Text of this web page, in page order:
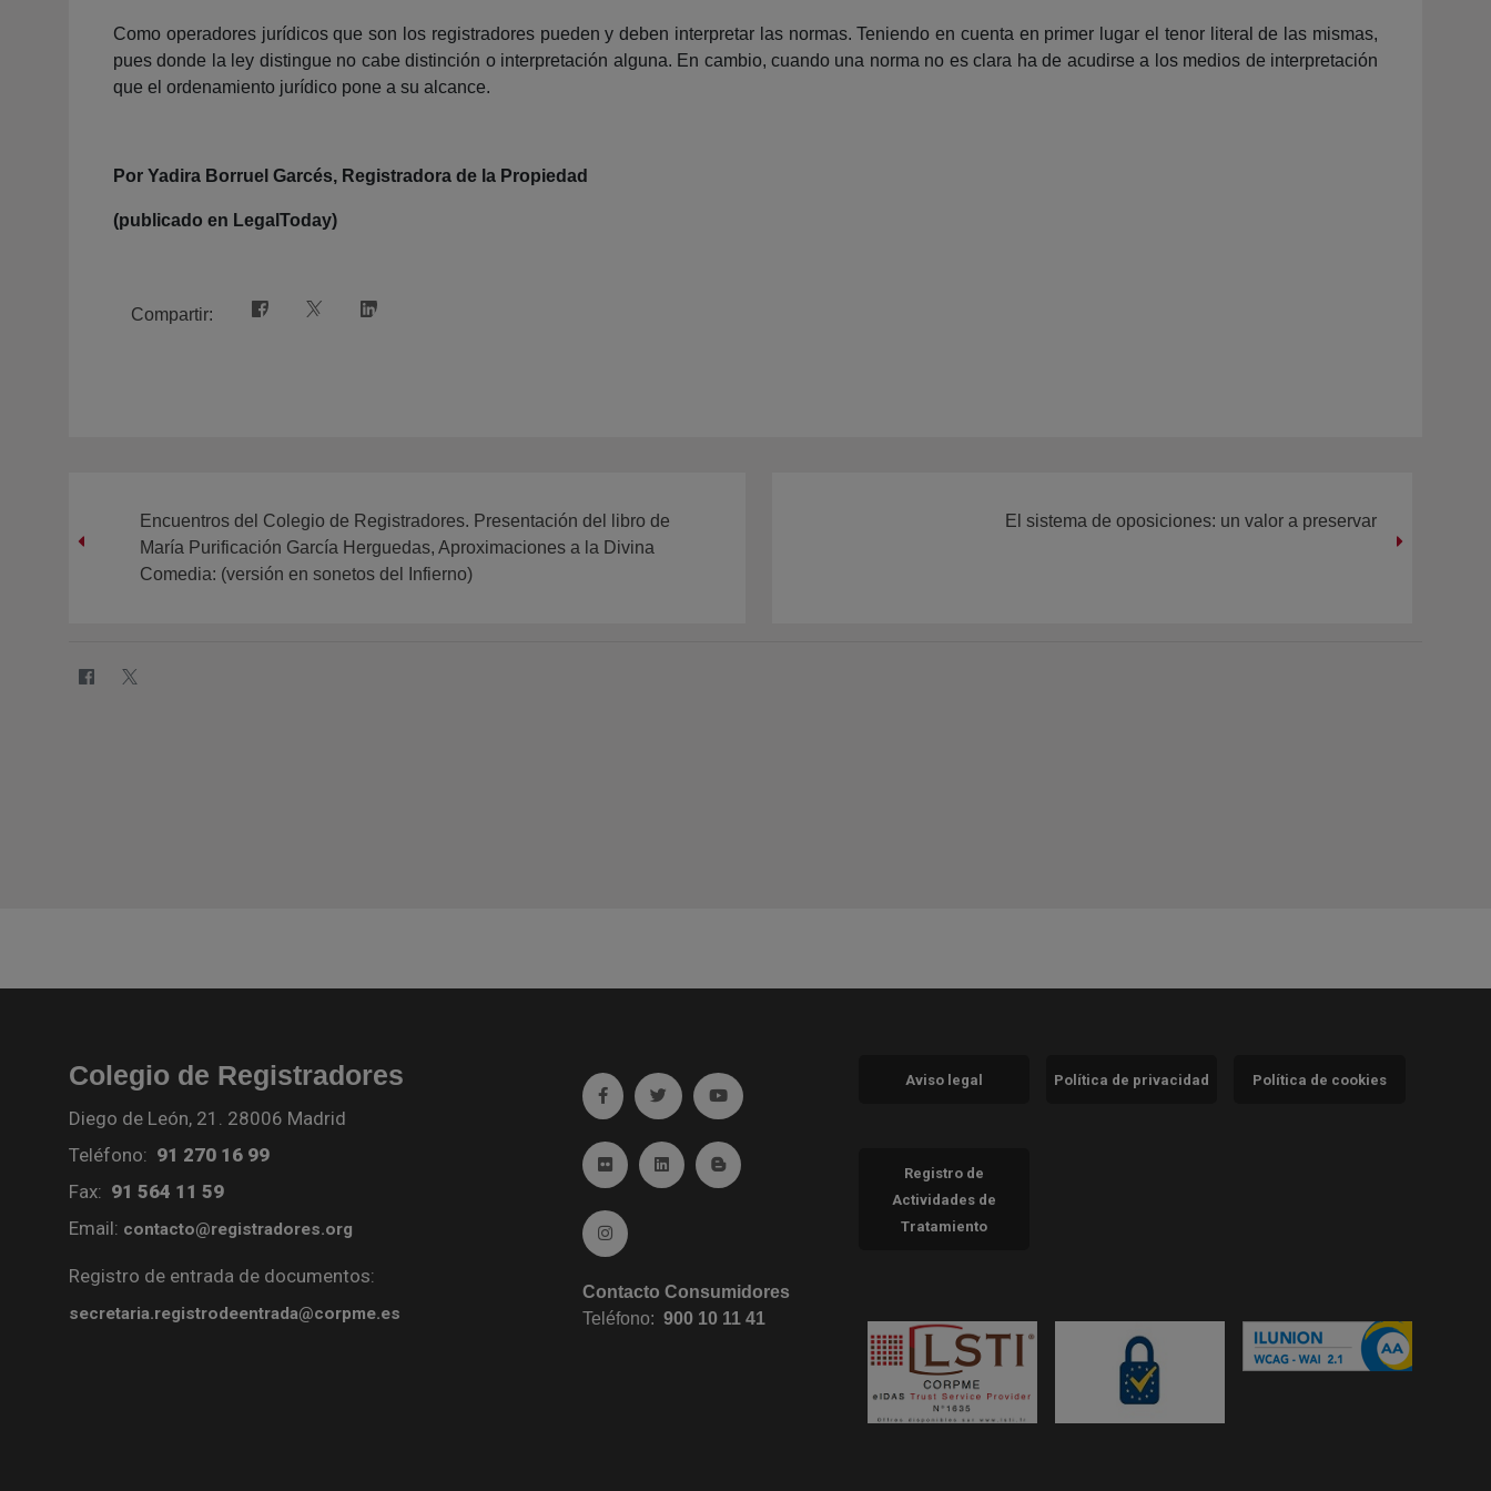
Como operadores jurídicos que son los registradores pueden y deben interpretar las normas. Teniendo en cuenta en primer lugar el tenor literal de las mismas,
pues donde la ley distingue no cabe distinción o interpretación alguna. En cambio, cuando una norma no es clara ha de acudirse a los medios de interpretación
que el ordenamiento jurídico pone a su alcance.
Por Yadira Borruel Garcés, Registradora de la Propiedad
(publicado en LegalToday)
Compartir:
Encuentros del Colegio de Registradores. Presentación del libro de
María Purificación García Herguedas, Aproximaciones a la Divina
Comedia: (versión en sonetos del Infierno)
El sistema de oposiciones: un valor a preservar
Colegio de Registradores
Diego de León, 21. 28006 Madrid
Teléfono: 91 270 16 99
Fax: 91 564 11 59
Email: contacto@registradores.org
Registro de entrada de documentos:
secretaria.registrodeentrada@corpme.es
Ir a facebook (abre en ventana nueva)
Ir a twitter (abre en ventana nueva)
Ir a YouTube (abre en ventana nueva)
Ir a Flickr (abre en ventana nueva)
Ir a Linkedin (abre en ventana nueva)
Ir al Blog (abre en ventana nueva)
Ir a Instagram (abre en ventana nueva)
Contacto Consumidores
Teléfono:900 10 11 41
Aviso legal Política de privacidad Política de cookies
Registro de
Actividades de
Tratamiento